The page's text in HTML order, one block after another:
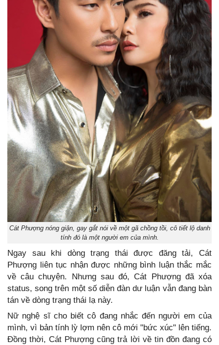
Cát Phượng nóng giận, gay gắt nói về một gã chồng tồi, cô tiết lộ danh
tính đó là một người em của mình.
Ngay sau khi dòng trạng thái được đăng tải, Cát
Phượng liên tục nhận được những bình luận thắc mắc
về câu chuyện. Nhưng sau đó, Cát Phượng đã xóa
status, song trên một số diễn đàn dư luận vẫn đang bàn
tán về dòng trạng thái lạ này.
Nữ nghệ sĩ cho biết cô đang nhắc đến người em của
mình, vì bản tính lỳ lợm nên cô mới "bức xúc" lên tiếng.
Đồng thời, Cát Phượng cũng trả lời về tin đồn đang có